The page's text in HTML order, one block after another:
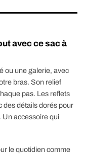
avec ce sac à
ou une galerie, avec
bras. Son relief
pas. Les reflets
des détails dorés pour
Un accessoire qui
le quotidien comme